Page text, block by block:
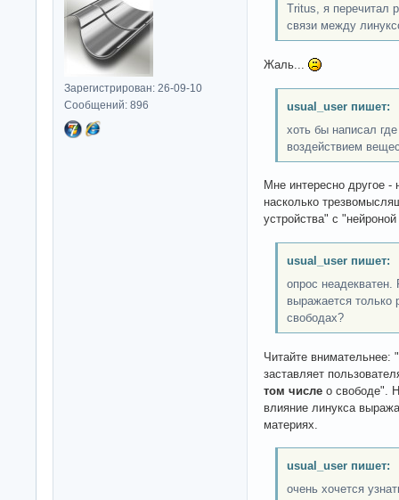
Зарегистрирован: 26-09-10
Сообщений: 896
Tritus, я перечитал
связи между
Жаль...
usual_user пишет:
хоть бы написал
воздействием
Мне интересно другое -
насколько
устройства" с
usual_user пишет:
опрос неадекватен.
выражается
свободах?
Читайте внимательнее:
заставляет
том числе о свободе".
влияние линукса
материях.
usual_user пишет:
очень хочется